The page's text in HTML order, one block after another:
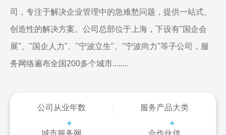
司，专注于解决企业管理中的急难愁问题，提供一站式、
创造性的解决方案。公司总部位于上海，下设有"国企会
展"、"国企人力"、"宁波立生"、"宁波尚力"等子公司，服
务网络遍布全国200多个城市........
公司从业年数
+
服务产品大类
+